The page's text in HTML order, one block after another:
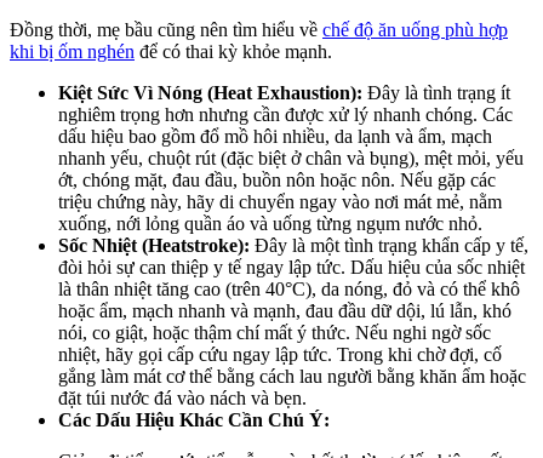
Đồng thời, mẹ bầu cũng nên tìm hiểu về chế độ ăn uống phù hợp
khi bị ốm nghén để có thai kỳ khỏe mạnh.
Kiệt Sức Vì Nóng (Heat Exhaustion): Đây là tình trạng ít
nghiêm trọng hơn nhưng cần được xử lý nhanh chóng. Các
dấu hiệu bao gồm đổ mồ hôi nhiều, da lạnh và ẩm, mạch
nhanh yếu, chuột rút (đặc biệt ở chân và bụng), mệt mỏi, yếu
ớt, chóng mặt, đau đầu, buồn nôn hoặc nôn. Nếu gặp các
triệu chứng này, hãy di chuyển ngay vào nơi mát mẻ, nằm
xuống, nới lỏng quần áo và uống từng ngụm nước nhỏ.
Sốc Nhiệt (Heatstroke): Đây là một tình trạng khẩn cấp y tế,
đòi hỏi sự can thiệp y tế ngay lập tức. Dấu hiệu của sốc nhiệt
là thân nhiệt tăng cao (trên 40°C), da nóng, đỏ và có thể khô
hoặc ẩm, mạch nhanh và mạnh, đau đầu dữ dội, lú lẫn, khó
nói, co giật, hoặc thậm chí mất ý thức. Nếu nghi ngờ sốc
nhiệt, hãy gọi cấp cứu ngay lập tức. Trong khi chờ đợi, cố
gắng làm mát cơ thể bằng cách lau người bằng khăn ẩm hoặc
đặt túi nước đá vào nách và bẹn.
Các Dấu Hiệu Khác Cần Chú Ý: